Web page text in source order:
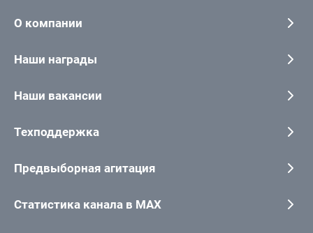
О компании
Наши награды
Наши вакансии
Техподдержка
Предвыборная агитация
Статистика канала в MAX